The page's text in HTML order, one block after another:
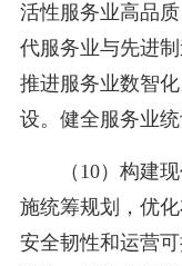
活性服务业高品
代服务业与先进
推进服务业数智
设。健全服务业统
（10）构建
施统筹规划，优
安全韧性和运营